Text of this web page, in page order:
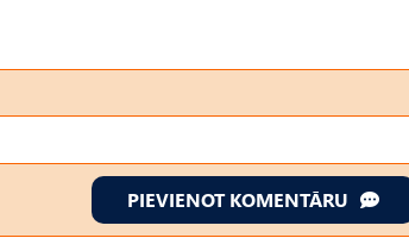
PIEVIENOT KOMENTĀRU